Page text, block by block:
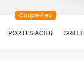
PORTES ACIER
Coupe-Feu